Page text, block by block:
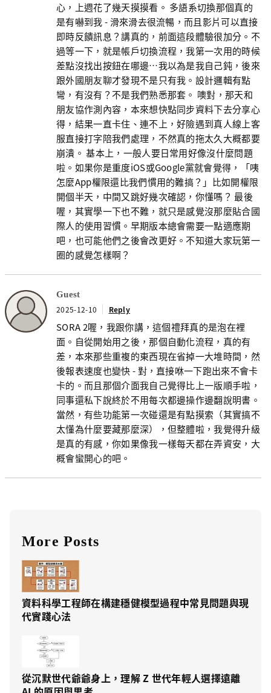
心，上週花了幾天摸摸看。 多語系切換那個真的
是有嚇到我 - 滑來滑去很流暢，而且影片可以直接
即時反饋訊息？講真的，前面這段體驗很加分。不
過等一下，就是帳戶切換流程，我第一次用的時候
差點沒找出按鈕在哪邊…我以為是我自己鈍，後來
跟外國朋友聊才發現不是只有我。設計邏輯有點
彎，有沒有？不是我們熟悉那套。 噢對，那天和
朋友協作測內容，本來想快點同步資料下去分享心
得，結果一直卡住、連不上，好險遇到真人線上客
服直接打字陪我們處理，不然真的拖太久大概都要
崩潰。 基本上，一般人要日常用好像沒什麼問題
啦。如果你是重度iOS或Google黨就會覺得，「咦
怎麼App權限還比我們慣用的難搞？」比如開權限
開個半天，中間又跳好幾次確認，你懂嗎？ 最後
喔，其實學一下也不難，就只是感覺沒那麼貼合國
際人的使用習慣。早期版本總會需要一點適應期
吧，也可能他們之後會改更好。不知道大家玩第一
圈的感覺怎樣啊？
Guest
2025-12-10 Reply
SORA 2喔，我跟你講，這個禮拜真的是泡在裡
面。自從開始用之後，那個自動化流程，真的有
差，本來那些重複的東西現在省掉一大堆時間，然
後報表速度也變快 - 對，直接咻一下跑出來不會卡
卡的。而且那個介面我自己覺得比上一版順手啦，
同事還私下說終於不用每次都邊操作邊翻說明書。
當然，有些功能第一次碰還是有點摸索（其實搞不
太懂為什麼要藏那麼深），但整體啦，我覺得升級
是真的有感，你如果像我一樣每天都在弄資安，大
概會蠻開心的吧。
More Posts
資料科學工程師在構建穩健模型過程中常見問題與現
代實踐心法
從沉默世代爺爺身上，理解 Z 世代年輕人選擇遠離